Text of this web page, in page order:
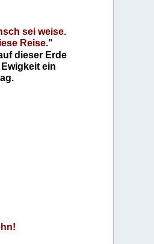
sei weise.
Reise."
dieser Erde
ein